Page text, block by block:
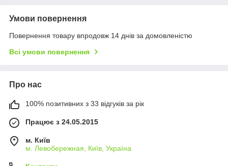
Умови повернення
Повернення товару впродовж 14 днів за домовленістю
Всі умови повернення
Про нас
100% позитивних з 33 відгуків за рік
Працює з 24.05.2015
м. Київ
м. Левобережная, Київ, Україна